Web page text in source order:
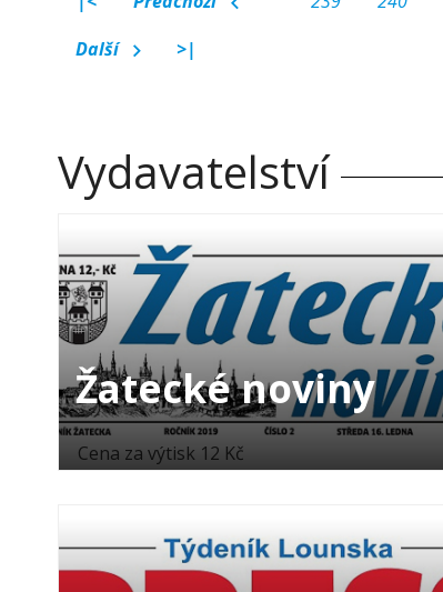
Další
>|
Vydavatelství
Žatecké noviny
Cena za výtisk 12 Kč